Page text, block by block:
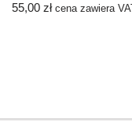
55,00 zł cena zawiera VAT